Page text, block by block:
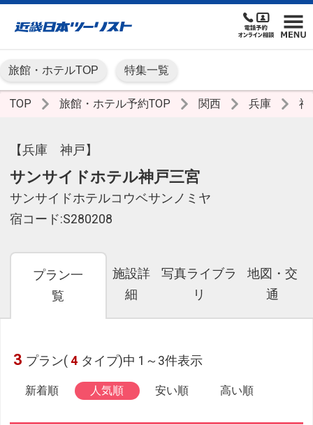
旅館・ホテルTOP 特集一覧
TOP 旅館・ホテル予約TOP 関西 兵庫
【兵庫 神戸】
サンサイドホテル神戸三宮
サンサイドホテルコウベサンノミヤ
宿コード:S280208
プラン一
覧
施設詳
細
写真ライブラ
リ
地図・交
通
3 プラン( 4 タイプ)中 1～3件表示
新着順 人気順 安い順 高い順